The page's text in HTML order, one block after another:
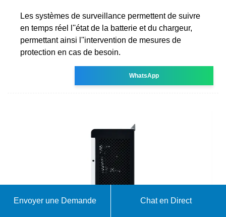
Les systèmes de surveillance permettent de suivre
en temps réel l''état de la batterie et du chargeur,
permettant ainsi l''intervention de mesures de
protection en cas de besoin.
WhatsApp
Envoyer une Demande Chat en Direct